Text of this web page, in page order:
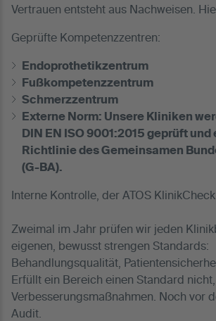
Vertrauen entsteht aus Nachweisen.
Geprüfte Kompetenzzentren:
Endoprothetikzentrum
Fußkompetenzzentrum
Schmerzzentrum
Externe Norm: Unsere Kliniken
DIN EN ISO 9001:2015 geprüft
Richtlinie des Gemeinsamen
(G-BA).
Interne Kontrolle, der ATOS
Zweimal im Jahr prüfen wir jeden
eigenen, bewusst strengen Standards:
Behandlungsqualität,
Erfüllt ein Bereich einen Standard
Verbesserungsmaßnahmen. Noch vor
Audit.